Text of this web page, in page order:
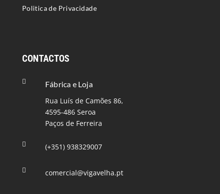
Politica de Privacidade
CONTACTOS

Fábrica e Loja
Rua Luís de Camões 86,
4595-486 Seroa
Paços de Ferreira
 (+351) 938329007
 comercial@vigavelha.pt